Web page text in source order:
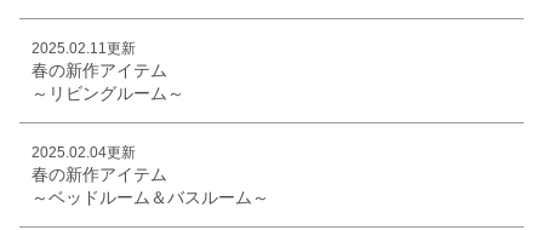
2025.02.11更新
春の新作アイテム
～リビングルーム～
2025.02.04更新
春の新作アイテム
～ベッドルーム＆バスルーム～